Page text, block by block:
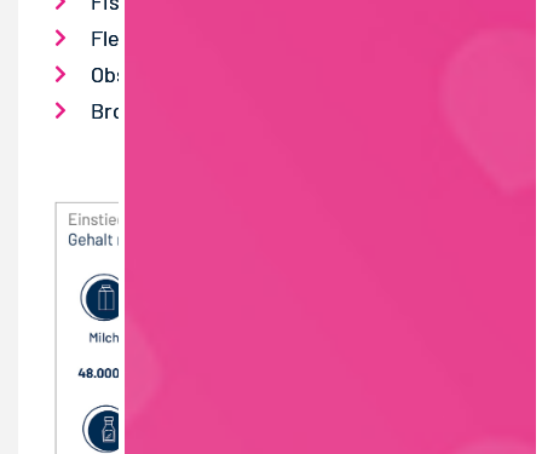
Fleisch / Wurst / Geflügel
Obst / Gemüse
Brot / Backwaren